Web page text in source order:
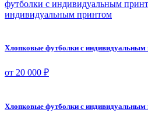
футболки с индивидуальным
индивидуальным принтом
Хлопковые футболки с индивидуальным
от 20 000 ₽
Хлопковые футболки с индивидуальным